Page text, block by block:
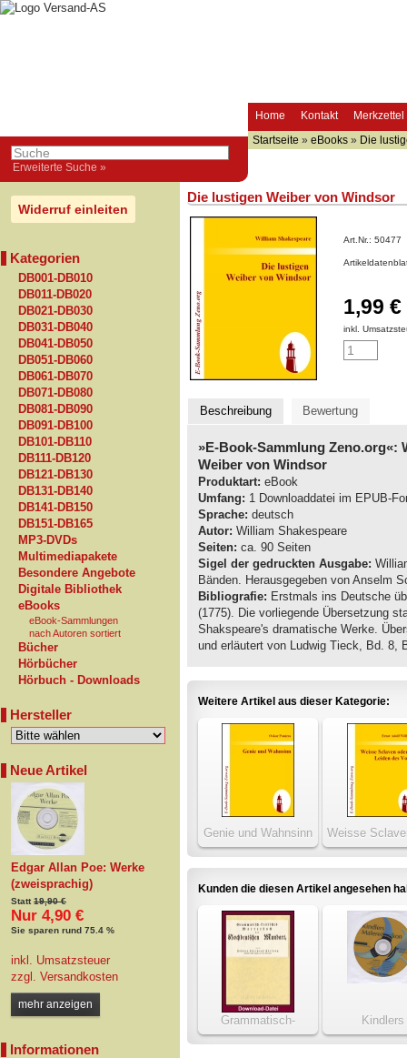
Home Kontakt Merkzettel
Erweiterte Suche »
Startseite » eBooks » Die
Widerruf einleiten
Kategorien
DB001-DB010
DB011-DB020
DB021-DB030
DB031-DB040
DB041-DB050
DB051-DB060
DB061-DB070
DB071-DB080
DB081-DB090
DB091-DB100
DB101-DB110
DB111-DB120
DB121-DB130
DB131-DB140
DB141-DB150
DB151-DB165
MP3-DVDs
Multimediapakete
Besondere Angebote
Digitale Bibliothek
eBooks
eBook-Sammlungen
nach Autoren sortiert
Bücher
Hörbücher
Hörbuch - Downloads
Hersteller
Neue Artikel
Edgar Allan Poe: Werke
(zweisprachig)
Statt19,90 €
Nur 4,90 €
Sie sparen rund 75.4 %
inkl. Umsatzsteuer
zzgl. Versandkosten
mehr anzeigen
Informationen
Die lustigen Weiber von Windsor
Art.Nr.: 50477
1,99 €
inkl.
Beschreibung Bewertung
»E-Book-Sammlung Zeno.org«:
Weiber von Windsor
Produktart: eBook
Umfang: 1 Downloaddatei im EPUB-
Sprache: deutsch
Autor: William Shakespeare
Seiten: ca. 90 Seiten
Sigel der gedruckten Ausgabe:
Bänden. Herausgegeben von Anselm
Bibliografie: Erstmals ins Deutsche
(1775). Die vorliegende Übersetzung
Shakspeare's dramatische Werke.
und erläutert von Ludwig Tieck, Bd. 8,
Weitere Artikel aus dieser Kategorie:
Genie und Wahnsinn
Weisse
die Leiden des
Kunden die diesen Artikel angesehen
Grammatisch-
kritisches Wörterbuch
Kindlers